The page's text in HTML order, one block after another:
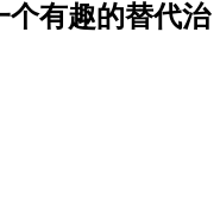
个有趣的替代治